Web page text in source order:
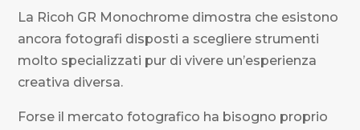
La Ricoh GR Monochrome dimostra che esistono
ancora fotografi disposti a scegliere strumenti
molto specializzati pur di vivere un’esperienza
creativa diversa.
Forse il mercato fotografico ha bisogno proprio